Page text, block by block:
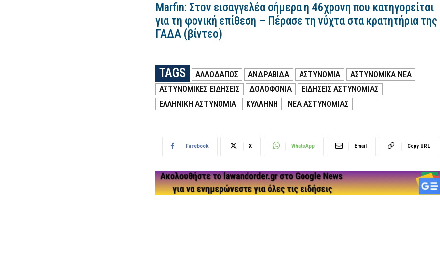
Marfin: Στον εισαγγελέα σήμερα η 46χρονη που κατηγορείται
για τη φονική επίθεση – Πέρασε τη νύχτα στα κρατητήρια της
ΓΑΔΑ (βίντεο)
TAGS ΑΛΛΟΔΑΠΟΣ ΑΝΔΡΑΒΊΔΑ ΑΣΤΥΝΟΜΙΑ
ΑΣΤΥΝΟΜΙΚΑ ΝΕΑ
ΑΣΤΥΝΟΜΙΚΕΣ ΕΙΔΗΣΕΙΣ
ΔΟΛΟΦΟΝΙΑ
ΕΙΔΗΣΕΙΣ ΑΣΤΥΝΟΜΙΑΣ
ΕΛΛΗΝΙΚΗ ΑΣΤΥΝΟΜΙΑ
ΚΥΛΛΉΝΗ ΝΕΑ ΑΣΤΥΝΟΜΙΑΣ
Facebook X WhatsApp Email Copy URL